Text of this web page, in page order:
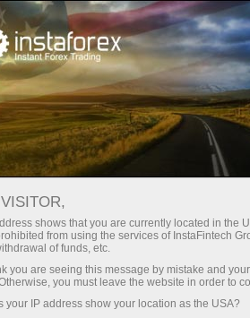
তাৎক্ষণিক অ্যাকাউন্ট খোলা
নতুনদের জন্য বিনিয়োগকারীদের জন্য
ডেমো অ্যাকাউন্ট খুলুন
shows that you are currently located in the
from using the services of InstaFintech
of funds, etc.
you are seeing this message by mistake and
you must leave the website in order to
your IP address show your location as the USA?